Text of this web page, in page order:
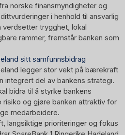
norske finansmyndigheter og
i henhold til ansvarlig
verdsetter trygghet, lokal
rammer, fremstår banken som
sitt samfunnsbidrag
legger stor vekt på bærekraft
integrert del av bankens strategi.
bidra til å styrke bankens
risiko og gjøre banken attraktiv for
medarbeidere.
langsiktige prioriteringer og fokus